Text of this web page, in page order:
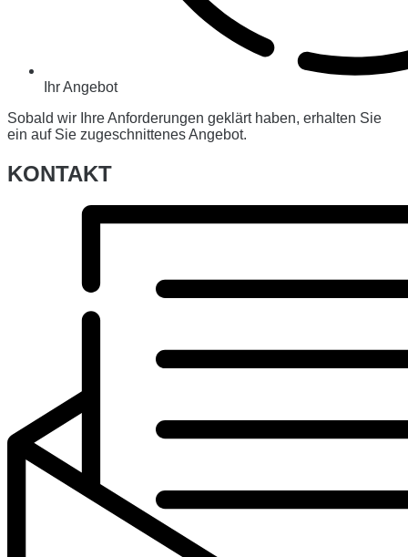
Ihr Angebot
Sobald wir Ihre Anforderungen geklärt haben, erhalten Sie
ein auf Sie zugeschnittenes Angebot.
KONTAKT